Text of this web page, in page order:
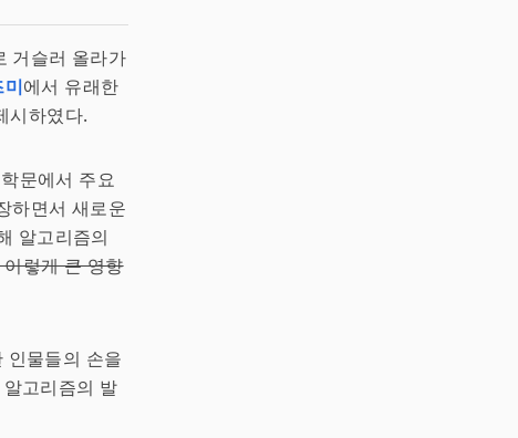
거슬러 올라가
미에서 유래한
시하였다.
문에서 주요
하면서 새로운
알고리즘의
렇게 큰 영향
인물들의 손을
고리즘의 발